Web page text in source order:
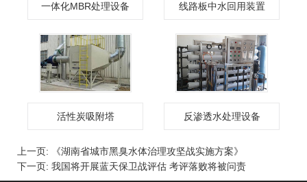
一体化MBR处理设备 线路板中水回用装置
活性炭吸附塔 反渗透水处理设备
上一页: 《湖南省城市黑臭水体治理攻坚战实施方案》
下一页: 我国将开展蓝天保卫战评估 考评落败将被问责